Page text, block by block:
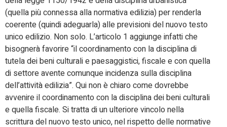
(quella più connessa alla normativa edilizia) per renderla
coerente (quindi adeguarla) alle previsioni del nuovo testo
unico edilizio. Non solo. L’articolo 1 aggiunge infatti che
bisognerà favorire “il coordinamento con la disciplina di
tutela dei beni culturali e paesaggistici, fiscale e con quella
di settore avente comunque incidenza sulla disciplina
dell’attività edilizia”. Qui non è chiaro come dovrebbe
avvenire il coordinamento con la disciplina dei beni culturali
e quella fiscale. Si tratta di un ulteriore vincolo nella
scrittura del nuovo testo unico, nel rispetto delle normative